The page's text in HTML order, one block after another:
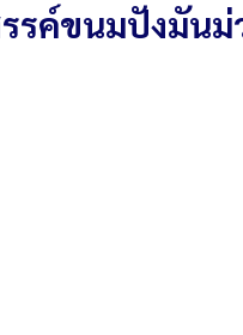
รค์ขนมปังมัน